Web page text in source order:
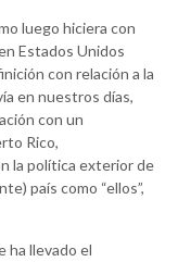
luego hiciera con
Estados Unidos
con relación a la
en nuestros días,
con un
Rico,
la política exterior de
país como “ellos”,
ha llevado el